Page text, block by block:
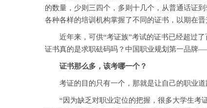
的数量，少则三四个，多则十几个，从普通话证
各种各样的培训机构掌握了不同的证书，以期在晋
近年来，可供“考证族”考试的证书已经超过了
证书真的是求职砝码吗？中国职业规划第一品牌
证书那么多，该考哪一个？
考证的目的只有一个，那就是让自己的职业道
“因为缺乏对职业定位的把握，很多大学生考证